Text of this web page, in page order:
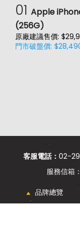
01 Apple
(256G)
原廠建議售價:
門市破盤價:
客服電話： 02-
品牌總覽